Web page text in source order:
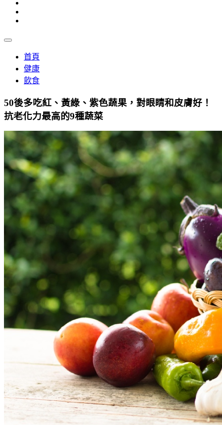
首頁
健康
飲食
50後多吃紅、黃綠、紫色蔬果，對眼睛和皮膚好！
抗老化力最高的9種蔬菜